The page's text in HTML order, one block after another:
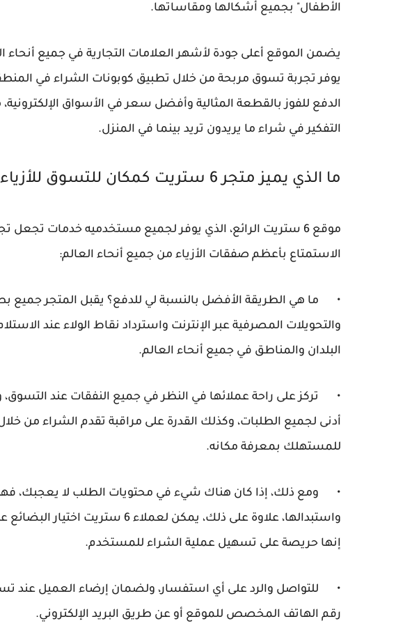
الأطفال" بجميع أشكالها ومقاساتها.
يضمن الموقع أعلى جودة لأشهر العلامات التجارية في جميع أنحاء
يوفر تجربة تسوق مربحة من خلال تطبيق كوبونات الشراء في
الدفع للفوز بالقطعة المثالية وأفضل سعر في الأسواق
التفكير في شراء ما يريدون تريد بينما في المنزل.
ما الذي يميز متجر 6 ستريت كمكان للتسوق للأزياء العصرية؟
موقع 6 ستريت الرائع، الذي يوفر لجميع مستخدميه خدمات
الاستمتاع بأعظم صفقات الأزياء من جميع أنحاء العالم:
•
ما هي الطريقة الأفضل بالنسبة لي للدفع؟ يقبل المتجر جميع
والتحويلات المصرفية عبر الإنترنت واسترداد نقاط الولاء عند
البلدان والمناطق في جميع أنحاء العالم.
•
تركز على راحة عملائها في النظر في جميع النفقات عند
أدنى لجميع الطلبات، وكذلك القدرة على مراقبة تقدم الشراء من
للمستهلك بمعرفة مكانه.
•
ومع ذلك، إذا كان هناك شيء في محتويات الطلب لا يعجبك،
واستبدالها، علاوة على ذلك، يمكن
إنها حريصة على تسهيل عملية الشراء للمستخدم.
•
للتواصل والرد على أي استفسار، ولضمان إرضاء العميل عند
رقم الهاتف المخصص للموقع أو عن طريق البريد الإلكتروني.